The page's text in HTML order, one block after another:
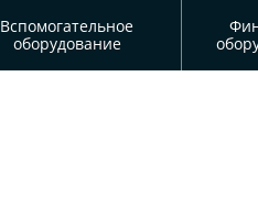
Вспомогательное
оборудование